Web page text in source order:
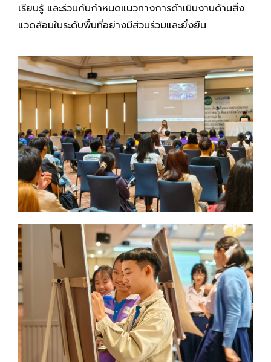
เรียนรู้ และร่วมกันกำหนดแนวทางการดำเนินงานด้านสิ่ง
แวดล้อมในระดับพื้นที่อย่างมีส่วนร่วมและยั่งยืน